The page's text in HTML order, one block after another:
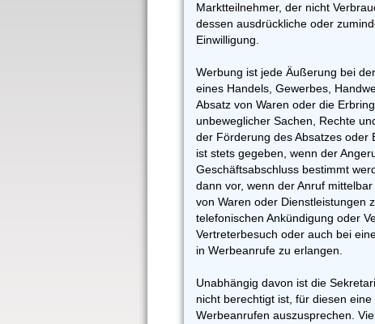
Marktteilnehmer, der nicht
dessen ausdrückliche oder
Einwilligung.
Werbung ist jede Äußerung bei
eines Handels, Gewerbes,
Absatz von Waren oder die
unbeweglicher Sachen, Rechte
der Förderung des Absatzes oder
ist stets gegeben, wenn der
Geschäftsabschluss bestimmt
dann vor, wenn der Anruf
von Waren oder Dienstleistungen
telefonischen Ankündigung oder
Vertreterbesuch oder auch bei
in Werbeanrufe zu erlangen.
Unabhängig davon ist die
nicht berechtigt ist, für diesen
Werbeanrufen auszusprechen.